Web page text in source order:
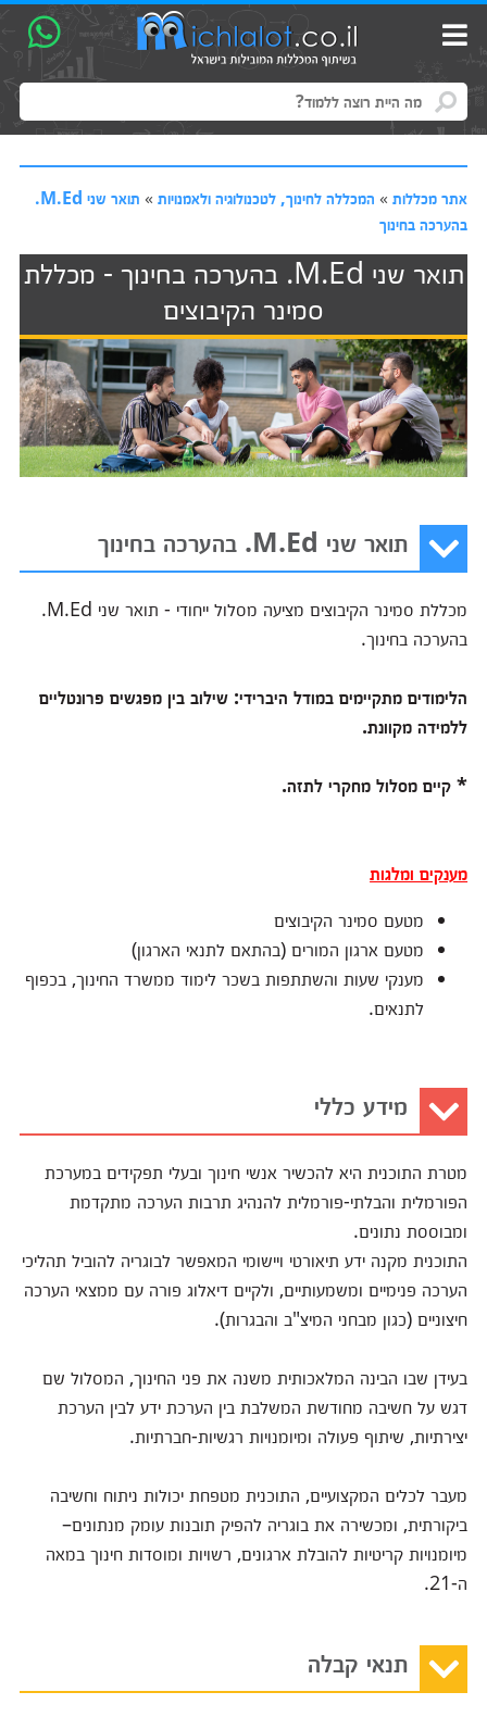
אתר מכללות» המכללה לחינוך, לטכנולוגיה ולאמנויות»
תואר שני M.Ed.
בהערכה בחינוך
תואר שני M.Ed. בהערכה בחינוך - מכללת
סמינר הקיבוצים
תואר שני M.Ed. בהערכה בחינוך
מכללת סמינר הקיבוצים מציעה מסלול ייחודי - תואר שני M.Ed.
בהערכה בחינוך.
הלימודים מתקיימים במודל היברידי: שילוב בין מפגשים פרונטליים
ללמידה מקוונת.
* קיים מסלול מחקרי לתזה.
מענקים ומלגות
מטעם סמינר הקיבוצים
מטעם ארגון המורים (בהתאם לתנאי הארגון)
מענקי שעות והשתתפות בשכר לימוד ממשרד החינוך, בכפוף
לתנאים.
מידע כללי
מטרת התוכנית היא להכשיר אנשי חינוך ובעלי תפקידים במערכת
הפורמלית והבלתי-פורמלית להנהיג תרבות הערכה מתקדמת
ומבוססת נתונים.
התוכנית מקנה ידע תיאורטי ויישומי המאפשר לבוגריה להוביל תהליכי
הערכה פנימיים ומשמעותיים, ולקיים דיאלוג פורה עם ממצאי הערכה
חיצוניים (כגון מבחני המיצ"ב והבגרות).
בעידן שבו הבינה המלאכותית משנה את פני החינוך, המסלול שם
דגש על חשיבה מחודשת המשלבת בין הערכת ידע לבין הערכת
יצירתיות, שיתוף פעולה ומיומנויות רגשיות-חברתיות.
מעבר לכלים המקצועיים, התוכנית מטפחת יכולות ניתוח וחשיבה
ביקורתית, ומכשירה את בוגריה להפיק תובנות עומק מנתונים–
מיומנויות קריטיות להובלת ארגונים, רשויות ומוסדות חינוך במאה
ה-21.
תנאי קבלה